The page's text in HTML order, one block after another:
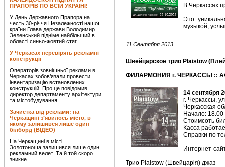
ПРАПОРІВ ПО ВСІЙ УКРАЇНІ!
У День Державного Прапора на
честь 30-річчя Незалежності нашої
країни Глава держави Володимир
Зеленський підніме найбільший в
області синьо-жовтий стяг
У Черкасах перевірять рекламні
конструкції
Операторів зовнішньої реклами в
Черкасах зобов’язали провести
інвентаризацію встановлених
конструкцій. Про це повідомив
директор департаменту архітектури
та містобудування
Зачистка від реклами: на
Черкащині з’явилось місто, в
якому залишився лише один
білборд (ВІДЕО)
На Черкащині в місті
Золотоноша залишився лише один
рекламний велет. Та й той скоро
зникне
В Черкассах
Это
музыкой,
11 Сентября 2013
Швейцарское трио Plaistow
ФИЛАРМОНИЯ г. ЧЕРКАССЫ ::
14 сентября
г. Черкассы,
Черкасская
Начало: 18.00
Стоимсоть
Касса
Справки по
Интернет-
Трио Plaistow (Швейцарія) джаз